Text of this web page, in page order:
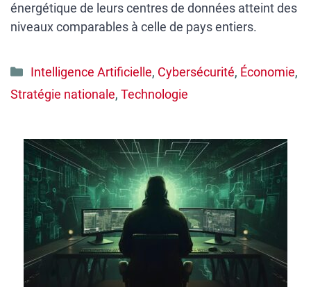
énergétique de leurs centres de données atteint des
niveaux comparables à celle de pays entiers.
Catégories
Intelligence Artificielle, Cybersécurité, Économie,
Stratégie nationale, Technologie